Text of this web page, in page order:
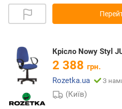
Крісло Nowy Styl
2 388 грн.
Rozetka.ua
З
(Київ)